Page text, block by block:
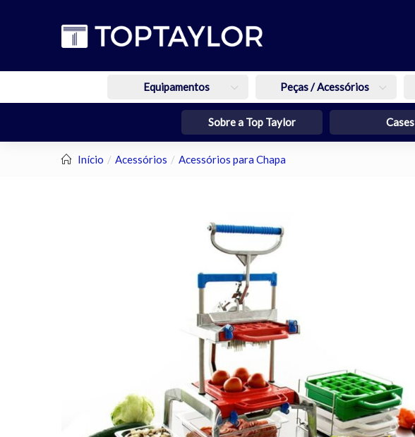
Equipamentos Peças / Acessórios
Sobre a Top Taylor Cases
Início Acessórios Acessórios para Chapa